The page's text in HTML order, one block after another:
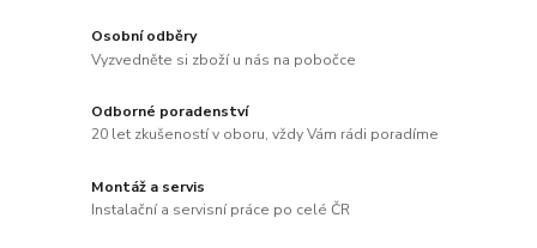
Osobní odběry
Vyzvedněte si zboží u nás na pobočce
Odborné poradenství
20 let zkušeností v oboru, vždy Vám rádi poradíme
Montáž a servis
Instalační a servisní práce po celé ČR